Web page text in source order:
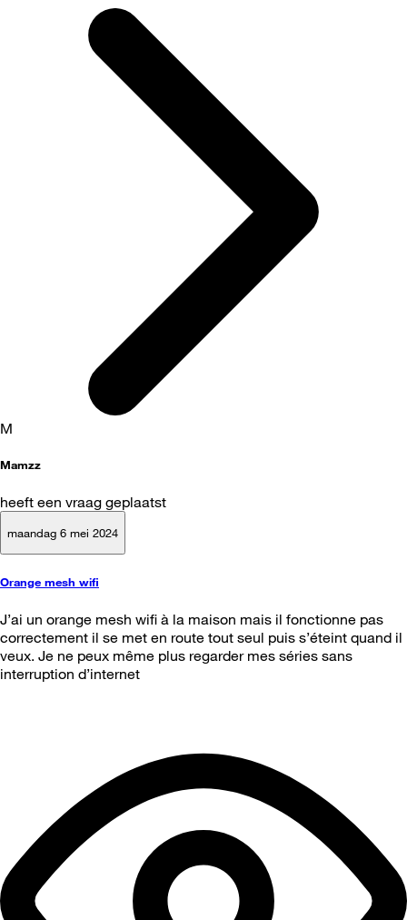
M
Mamzz
heeft een vraag geplaatst
maandag 6 mei 2024
Orange mesh wifi
J’ai un orange mesh wifi à la maison mais il fonctionne pas
correctement il se met en route tout seul puis s’éteint quand il
veux. Je ne peux même plus regarder mes séries sans
interruption d’internet